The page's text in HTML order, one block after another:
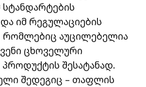
სტანდარტების
იმ რეგულაციების
რომლებიც აუცილებელია
ცხოველური
შესატანად.
შედეგიც – თაფლის